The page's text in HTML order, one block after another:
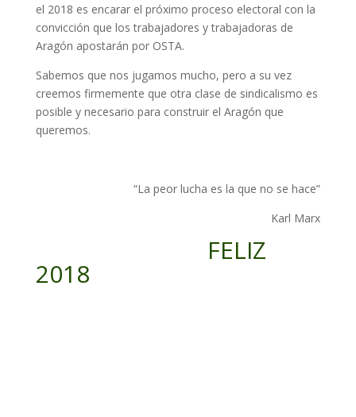
el 2018 es encarar el próximo proceso electoral con la
convicción que los trabajadores y trabajadoras de
Aragón apostarán por OSTA.
Sabemos que nos jugamos mucho, pero a su vez
creemos firmemente que otra clase de sindicalismo es
posible y necesario para construir el Aragón que
queremos.
“La peor lucha es la que no se hace”
Karl Marx
FELIZ
2018